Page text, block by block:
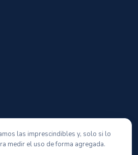
las imprescindibles y, solo si lo
medir el uso de forma agregada.